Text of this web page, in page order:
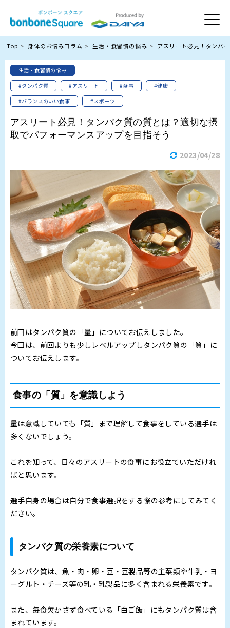
Top 身体のお悩みコラム 生活・食習慣の悩み アスリート必見！タンパ
生活・食習慣の悩み
#タンパク質
#アスリート #食事
#健康
#バランスのいい食事
#スポーツ
アスリート必見！タンパク質の質とは？適切な摂
取でパフォーマンスアップを目指そう
2023/04/28
前回はタンパク質の「量」についてお伝えしました。
今回は、前回よりも少しレベルアップしタンパク質の「質」に
ついてお伝えします。
食事の「質」を意識しよう
量は意識していても「質」まで理解して食事をしている選手は
多くないでしょう。
これを知って、日々のアスリートの食事にお役立ていただけれ
ばと思います。
選手自身の場合は自分で食事選択をする際の参考にしてみてく
ださい。
タンパク質の栄養素について
タンパク質は、魚・肉・卵・豆・豆製品等の主菜類や牛乳・ヨ
ーグルト・チーズ等の乳・乳製品に多く含まれる栄養素です。
また、毎食欠かさず食べている「白ご飯」にもタンパク質は含
まれています。